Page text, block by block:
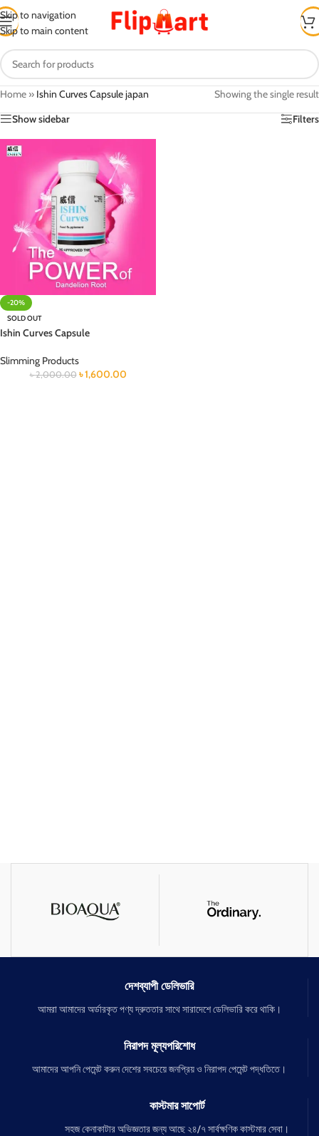
Skip to navigation
Skip to main content
Home » Ishin Curves Capsule japan
Showing the single result
Show sidebar
Filters
-20%
SOLD OUT
Ishin Curves Capsule
Slimming Products
৳2,000.00 ৳1,600.00
দেশব্যাপী ডেলিভারি
আমরা আমাদের অর্ডারকৃত পণ্য দ্রুততার সাথে সারাদেশে ডেলিভারি করে থাকি।
নিরাপদ মূল্যপরিশোধ
আমাদের আপনি পেমেন্ট করুন দেশের সবচেয়ে জনপ্রিয় ও নিরাপদ পেমেন্ট পদ্ধতিতে।
কাস্টমার সাপোর্ট
সহজ কেনাকাটার অভিজ্ঞতার জন্য আছে ২৪/৭ সার্বক্ষণিক কাস্টমার সেবা।